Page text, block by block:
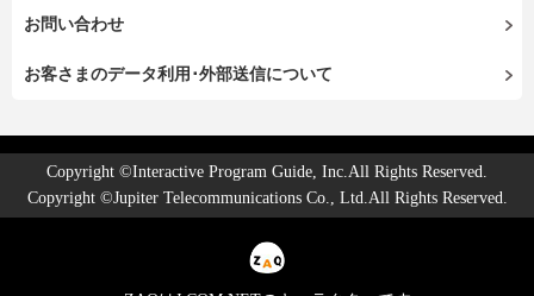
お問い合わせ
お客さまのデータ利用･外部送信について
Copyright ©Interactive Program Guide, Inc.All Rights Reserved.
Copyright ©Jupiter Telecommunications Co., Ltd.All Rights Reserved.